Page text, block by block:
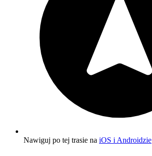
Nawiguj po tej trasie na iOS i Androidzie